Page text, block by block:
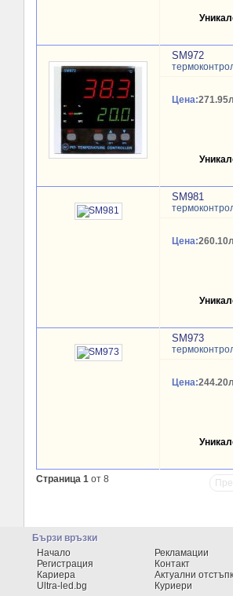
SM972
Цена:
SM981
Цена:
SM973
Цена:
Страница 1 от 8
Бързи връзки
Начало
Рекламации
Регистрация
Контакт
Кариера
Актуални
Ultra-led.bg
Куриери